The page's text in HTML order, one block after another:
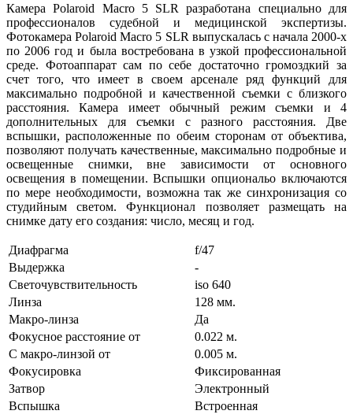
Камера Polaroid Macro 5 SLR разработана специально для
профессионалов судебной и медицинской экспертизы.
Фотокамера Polaroid Macro 5 SLR выпускалась c начала 2000-х
по 2006 год и была востребована в узкой профессиональной
среде. Фотоаппарат сам по себе достаточно громоздкий за
счет того, что имеет в своем арсенале ряд функций для
максимально подробной и качественной съемки с близкого
расстояния. Камера имеет обычный режим съемки и 4
дополнительных для съемки с разного расстояния. Две
вспышки, расположенные по обеим сторонам от объектива,
позволяют получать качественные, максимально подробные и
освещенные снимки, вне зависимости от основного
освещения в помещении. Вспышки опциональо включаются
по мере необходимости, возможна так же синхронизация со
студийным светом. Функционал позволяет размещать на
снимке дату его создания: число, месяц и год.
Диафрагма
f/47
Выдержка
-
Светочувствительность
iso 640
Линза
128 мм.
Макро-линза
Да
Фокусное расстояние от
0.022 м.
С макро-линзой от
0.005 м.
Фокусировка
Фиксированная
Затвор
Электронный
Вспышка
Встроенная